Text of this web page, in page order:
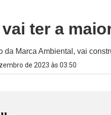
ter a
da Marca Ambiental, vai
de 2023 às 03:50